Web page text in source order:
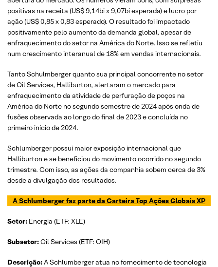
positivas na receita (US$ 9,14bi x 9,07bi esperada) e lucro por
ação (US$ 0,85 x 0,83 esperado). O resultado foi impactado
positivamente pelo aumento da demanda global, apesar de
enfraquecimento do setor na América do Norte. Isso se refletiu
num crescimento interanual de 18% em vendas internacionais.
Tanto Schulmberger quanto sua principal concorrente no setor
de Oil Services, Halliburton, alertaram o mercado para
enfraquecimento da atividade de perfuração de poços na
América do Norte no segundo semestre de 2024 após onda de
fusões observada ao longo do final de 2023 e concluída no
primeiro início de 2024.
Schlumberger possui maior exposição internacional que
Halliburton e se beneficiou do movimento ocorrido no segundo
trimestre. Com isso, as ações da companhia sobem cerca de 3%
desde a divulgação dos resultados.
A Schlumberger faz parte da Carteira Top Ações Globais XP
Setor: Energia (ETF: XLE)
Subsetor:Oil Services (ETF: OIH)
Descrição:A Schlumberger atua no fornecimento de tecnologia